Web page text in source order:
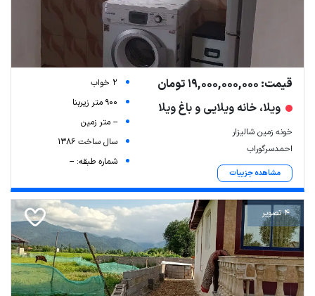
قیمت: 19,000,000,000 تومان
ویلا، خانه ویلایی و باغ ویلا
خونه زمین شالیزار
احمدسرگوراب
مشاهده جزییات
2 خواب
900 متر زیربنا
-- متر زمین
سال ساخت 1386
شماره طبقه: --
4 تصویر